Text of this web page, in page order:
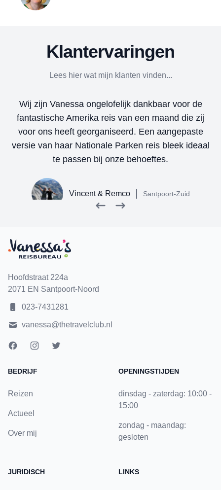
Klantervaringen
Lees hier wat mijn klanten vinden...
Wij zijn Vanessa ongelofelijk dankbaar voor de
fantastische Amerika reis van een maand die zij
voor ons heeft georganiseerd. Een aangepaste
versie van haar Nationale Parken reis bleek ideaal
te passen bij onze behoeftes.
Vincent & Remco Santpoort-Zuid
Hoofdstraat 224a
2071 EN Santpoort-Noord
023-7431281
vanessa@thetravelclub.nl
BEDRIJF
Reizen
Actueel
Over mij
OPENINGSTIJDEN
dinsdag - zaterdag: 10:00 -
15:00
zondag - maandag:
gesloten
JURIDISCH LINKS